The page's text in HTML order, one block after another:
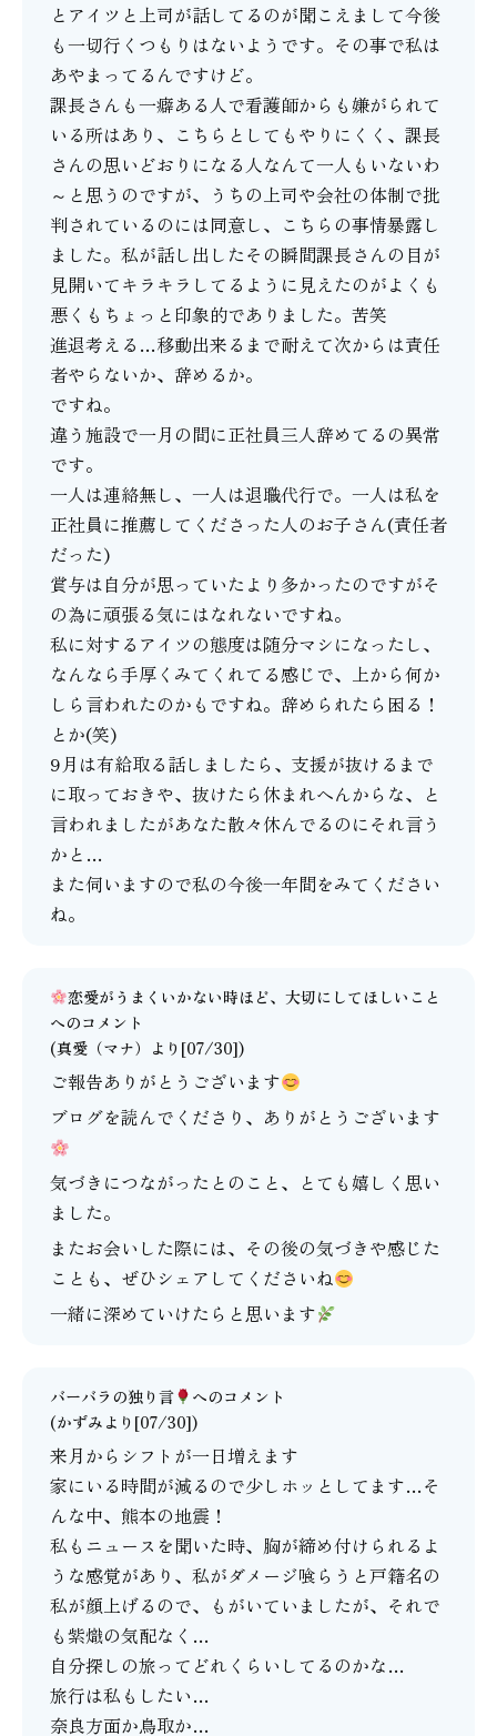
とアイツと上司が話してるのが聞こえまして今後
も一切行くつもりはないようです。その事で私は
あやまってるんですけど。
課長さんも一癖ある人で看護師からも嫌がられて
いる所はあり、こちらとしてもやりにくく、課長
さんの思いどおりになる人なんて一人もいないわ
～と思うのですが、うちの上司や会社の体制で批
判されているのには同意し、こちらの事情暴露し
ました。私が話し出したその瞬間課長さんの目が
見開いてキラキラしてるように見えたのがよくも
悪くもちょっと印象的でありました。苦笑
進退考える…移動出来るまで耐えて次からは責任
者やらないか、辞めるか。
ですね。
違う施設で一月の間に正社員三人辞めてるの異常
です。
一人は連絡無し、一人は退職代行で。一人は私を
正社員に推薦してくださった人のお子さん(責任者
だった)
賞与は自分が思っていたより多かったのですがそ
の為に頑張る気にはなれないですね。
私に対するアイツの態度は随分マシになったし、
なんなら手厚くみてくれてる感じで、上から何か
しら言われたのかもですね。辞められたら困る！
とか(笑)
9月は有給取る話しましたら、支援が抜けるまで
に取っておきや、抜けたら休まれへんからな、と
言われましたがあなた散々休んでるのにそれ言う
かと…
また伺いますので私の今後一年間をみてください
ね。
恋愛がうまくいかない時ほど、大切にしてほしいこと
へのコメント
(真愛（マナ） より[07/30])
ご報告ありがとうございます
ブログを読んでくださり、ありがとうございます
気づきにつながったとのこと、とても嬉しく思い
ました。
またお会いした際には、その後の気づきや感じた
ことも、ぜひシェアしてくださいね
一緒に深めていけたらと思います
バーバラの独り言
へのコメント
(かずみより[07/30])
来月からシフトが一日増えます
家にいる時間が減るので少しホッとしてます…そ
んな中、熊本の地震！
私もニュースを聞いた時、胸が締め付けられるよ
うな感覚があり、私がダメージ喰らうと戸籍名の
私が顔上げるので、もがいていましたが、それで
も紫熾の気配なく…
自分探しの旅ってどれくらいしてるのかな…
旅行は私もしたい…
奈良方面か鳥取か…